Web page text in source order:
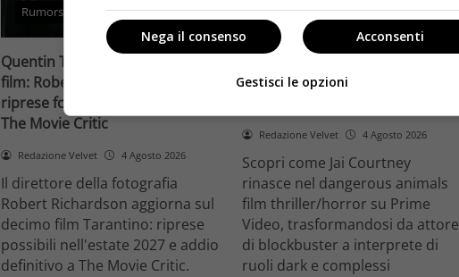
Rumors
Quentin Tarantino e il decimo
film: Robert Richardson rivela
riprese forse nel 2027 e l’addio a
The Movie Critic
Redazione Velvet 4 Agosto 2026
Il direttore della fotografia
Robert Richardson aggiorna sul
decimo film Tarantino: riprese
possibili nell'estate 2027 e addio
definitivo a The Movie Critic.
Anteprime
Dangerous Animals su Prime
Redazione Velvet 4 Agosto 2026
Scopri come Jai Courtney
rinasce nel dangerous animals
film thriller/horror su Prime
Video, trasformandosi da attore
di blockbuster a interprete di
ruoli dark e complessi
Acconsenti
Nega il consenso
Gestisci le opzioni